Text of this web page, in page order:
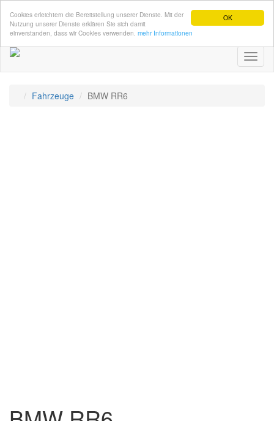
OK
Cookies erleichtern die Bereitstellung unserer Dienste. Mit der
Nutzung unserer Dienste erklären Sie sich damit
einverstanden, dass wir Cookies verwenden. mehr Informationen
Fahrzeuge BMW RR6